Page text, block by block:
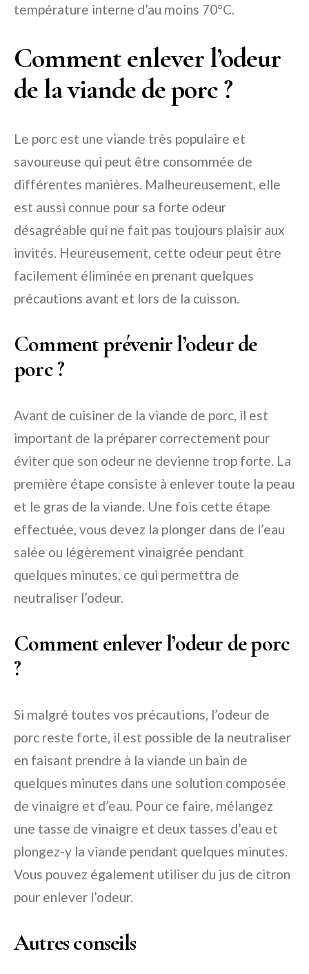
température interne d’au moins 70°C.
Comment enlever l’odeur
de la viande de porc ?
Le porc est une viande très populaire et
savoureuse qui peut être consommée de
différentes manières. Malheureusement, elle
est aussi connue pour sa forte odeur
désagréable qui ne fait pas toujours plaisir aux
invités. Heureusement, cette odeur peut être
facilement éliminée en prenant quelques
précautions avant et lors de la cuisson.
Comment prévenir l’odeur de
porc ?
Avant de cuisiner de la viande de porc, il est
important de la préparer correctement pour
éviter que son odeur ne devienne trop forte. La
première étape consiste à enlever toute la peau
et le gras de la viande. Une fois cette étape
effectuée, vous devez la plonger dans de l’eau
salée ou légèrement vinaigrée pendant
quelques minutes, ce qui permettra de
neutraliser l’odeur.
Comment enlever l’odeur de porc
?
Si malgré toutes vos précautions, l’odeur de
porc reste forte, il est possible de la neutraliser
en faisant prendre à la viande un bain de
quelques minutes dans une solution composée
de vinaigre et d’eau. Pour ce faire, mélangez
une tasse de vinaigre et deux tasses d’eau et
plongez-y la viande pendant quelques minutes.
Vous pouvez également utiliser du jus de citron
pour enlever l’odeur.
Autres conseils